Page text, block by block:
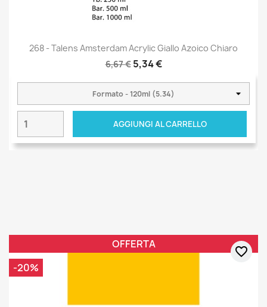
268 - Talens Amsterdam Acrylic Giallo Azoico Chiaro
6,67 € 5,34 €
AGGIUNGI AL CARRELLO
OFFERTA
-20%
favorite_border